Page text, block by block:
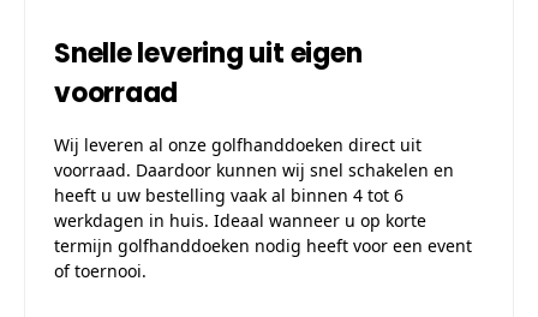
Snelle levering uit eigen
voorraad
Wij leveren al onze golfhanddoeken direct uit
voorraad. Daardoor kunnen wij snel schakelen en
heeft u uw bestelling vaak al binnen 4 tot 6
werkdagen in huis. Ideaal wanneer u op korte
termijn golfhanddoeken nodig heeft voor een event
of toernooi.